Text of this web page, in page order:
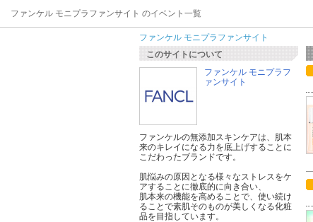
ファンケル モニプラファンサイト のイベント一覧
ファンケル モニプラファンサイト
このサイトについて
ファンケル モニプラフ
ァンサイト
ファンケルの無添加スキンケアは、肌本
来のキレイになる力を底上げすることに
こだわったブランドです。
肌悩みの原因となる様々なストレスをケ
アすることに徹底的に向き合い、
肌本来の機能を高めることで、使い続け
ることで素肌そのものが美しくなる化粧
品を目指しています。